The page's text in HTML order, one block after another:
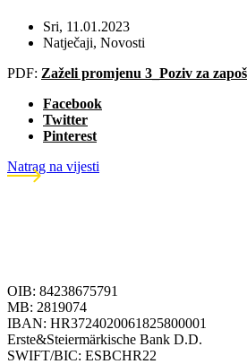
Sri, 11.01.2023
Natječaji, Novosti
PDF: Zaželi promjenu 3_Poziv za
Facebook
Twitter
Pinterest
Natrag na vijesti
OIB: 84238675791
MB: 2819074
IBAN: HR3724020061825800001
Erste&Steiermärkische Bank D.D.
SWIFT/BIC: ESBCHR22